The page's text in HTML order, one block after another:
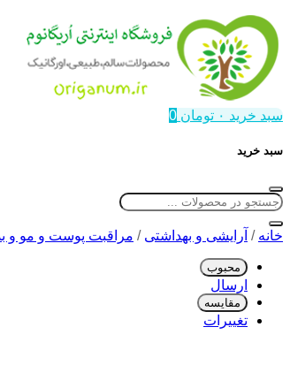
سبد خرید ۰ تومان 0
سبد خرید
خانه / آرایشی و بهداشتی / مراقبت پوست و مو و
محبوب
ارسال
مقایسه
تغییرات